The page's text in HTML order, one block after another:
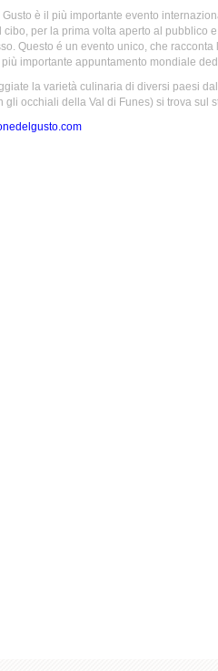
è il più importante evento
per la prima volta aperto al pubblico e
Questo é un evento unico, che
più importante appuntamento mondiale
la varietà culinaria di diversi paesi
gli occhiali della Val di Funes) si trova sul